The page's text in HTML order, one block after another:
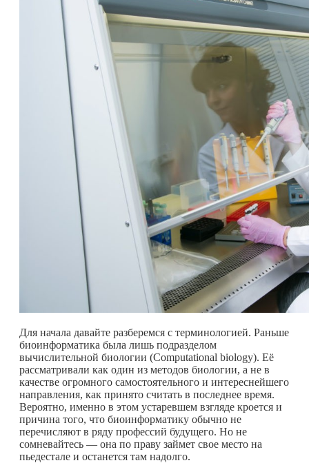
Для начала давайте разберемся с терминологией. Раньше
биоинформатика была лишь подразделом
вычислительной биологии (Computational biology). Её
рассматривали как один из методов биологии, а не в
качестве огромного самостоятельного и интереснейшего
направления, как принято считать в последнее время.
Вероятно, именно в этом устаревшем взгляде кроется и
причина того, что биоинформатику обычно не
перечисляют в ряду профессий будущего. Но не
сомневайтесь — она по праву займет свое место на
пьедестале и останется там надолго.